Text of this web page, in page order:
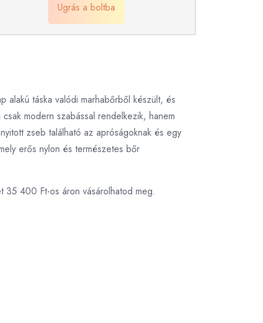
Ugrás a boltba
alakú táska valódi marhabőrből készült, és
modern szabással rendelkezik, hanem
zseb található az apróságoknak és egy
erős nylon és természetes bőr
35 400 Ft-os áron vásárolhatod meg.